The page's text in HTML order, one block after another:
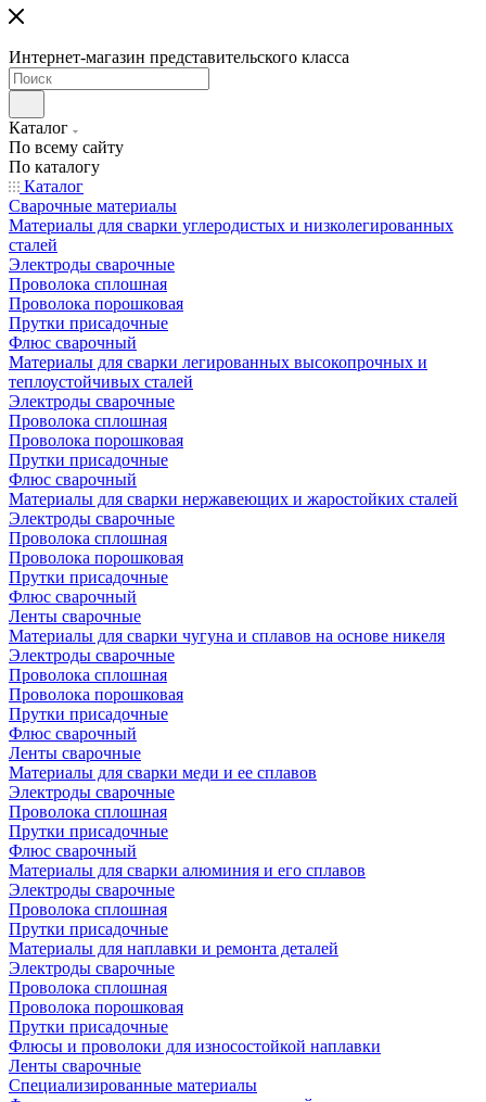
Интернет-магазин представительского класса
Каталог
По всему сайту
По каталогу
Каталог
Сварочные материалы
Материалы для сварки углеродистых и низколегированных
сталей
Электроды сварочные
Проволока сплошная
Проволока порошковая
Прутки присадочные
Флюс сварочный
Материалы для сварки легированных высокопрочных и
теплоустойчивых сталей
Электроды сварочные
Проволока сплошная
Проволока порошковая
Прутки присадочные
Флюс сварочный
Материалы для сварки нержавеющих и жаростойких сталей
Электроды сварочные
Проволока сплошная
Проволока порошковая
Прутки присадочные
Флюс сварочный
Ленты сварочные
Материалы для сварки чугуна и сплавов на основе никеля
Электроды сварочные
Проволока сплошная
Проволока порошковая
Прутки присадочные
Флюс сварочный
Ленты сварочные
Материалы для сварки меди и ее сплавов
Электроды сварочные
Проволока сплошная
Прутки присадочные
Флюс сварочный
Материалы для сварки алюминия и его сплавов
Электроды сварочные
Проволока сплошная
Прутки присадочные
Материалы для наплавки и ремонта деталей
Электроды сварочные
Проволока сплошная
Проволока порошковая
Прутки присадочные
Флюсы и проволоки для износостойкой наплавки
Ленты сварочные
Специализированные материалы